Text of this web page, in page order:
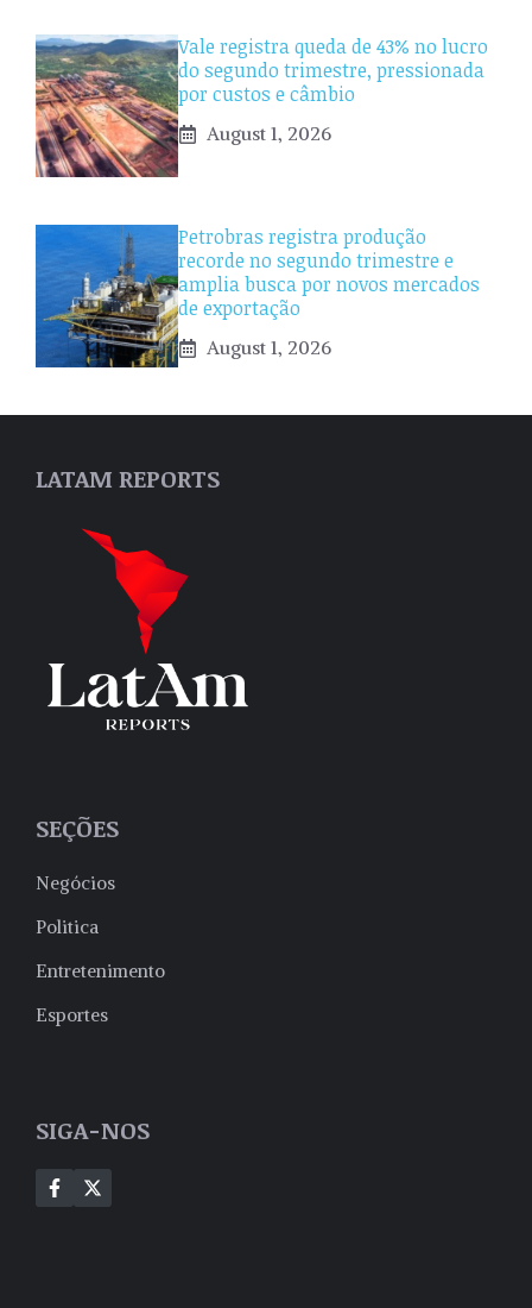
Vale registra queda de 43% no lucro
do segundo trimestre, pressionada
por custos e câmbio
August 1, 2026
Petrobras registra produção
recorde no segundo trimestre e
amplia busca por novos mercados
de exportação
August 1, 2026
LATAM REPORTS
SEÇÕES
Negócios
Politica
Entretenimento
Esportes
SIGA-NOS